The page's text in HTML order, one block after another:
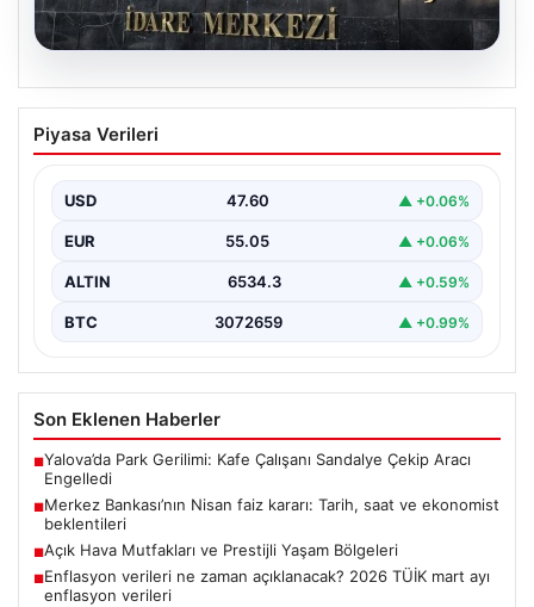
05.08.2026
Merkez Bankası’nın Nisan faiz kararı:
Tarih, saat ve ekonomist beklentileri
Kurulu, nisan ayı faiz kararını açıklamak üzere
toplanıyor.…
Piyasa Verileri
USD 47.60 ▲ +0.06%
EUR 55.05 ▲ +0.06%
ALTIN 6534.3 ▲ +0.59%
BTC 3072659 ▲ +0.99%
Son Eklenen Haberler
■Yalova’da Park Gerilimi: Kafe Çalışanı Sandalye Çekip Aracı
Engelledi
■Merkez Bankası’nın Nisan faiz kararı: Tarih, saat ve ekonomist
beklentileri
■Açık Hava Mutfakları ve Prestijli Yaşam Bölgeleri
■Enflasyon verileri ne zaman açıklanacak? 2026 TÜİK mart ayı
enflasyon verileri